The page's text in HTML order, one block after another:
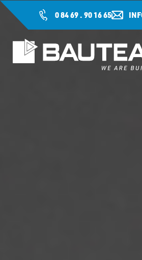
0 84 69 . 90 16 65